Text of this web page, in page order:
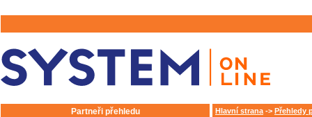
Partneři přehledu Hlavní strana -> Přehledy